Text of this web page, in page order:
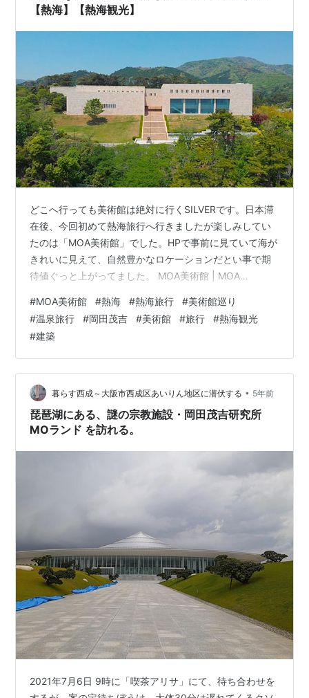
【熱海】【熱海観光】
どこへ行っても美術館は絶対に行くSILVERです。日本滞
在後、今回初めて熱海旅行へ行きましたが楽しみしてい
たのは「MOA美術館」でした。HPで事前に見ていて海が
きれいに見えて、自然豊かなロケーションだとい事で期
待値ぐっと上がってました。 MOA美術館 | MOA
は熱海駅からバスもありましたし、タクシーでも５分く
らいの距離なので山の中にあるもののアクセスは悪くあ
りません。運転している方の道の細さは大変そうでした
がｗ 駅方面からでも歩けない距離ではないですがかなり
高い位置にありますし登山ばりにしんどいので交通機関
を使…
#MOA美術館 #熱海 #熱海旅行 #美術館巡り
#温泉旅行 #岡田茂吉 #美術館 #旅行 #熱海観光
#建築
暮らす西成～大阪市西成区あいりん地区に潜伏する • 5年前
琵琶湖にある、謎の宗教施設・岡田茂吉研究所
MOランド を訪れる。
2021年7月6日 9時に「喫茶アリサ」にて、待ち合わせを